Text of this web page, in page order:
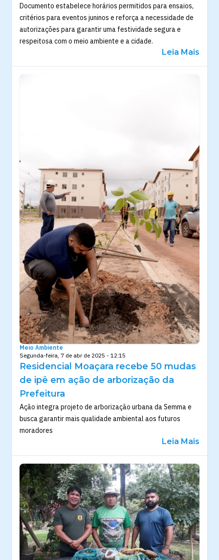
Documento estabelece horários permitidos para ensaios,
critérios para eventos juninos e reforça a necessidade de
autorizações para garantir uma festividade segura e
respeitosa com o meio ambiente e a cidade.
Leia Mais
Meio Ambiente
Segunda-feira, 7 de abr de 2025 - 12:15
Residencial Moaçara recebe 50 mudas
de ipê em ação de arborização da
Prefeitura
Ação integra projeto de arborização urbana da Semma e
busca garantir mais qualidade ambiental aos futuros
moradores
Leia Mais